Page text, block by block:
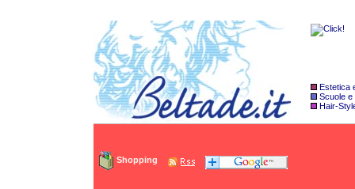
Estetica
Scuole e
Hair-
Shopping